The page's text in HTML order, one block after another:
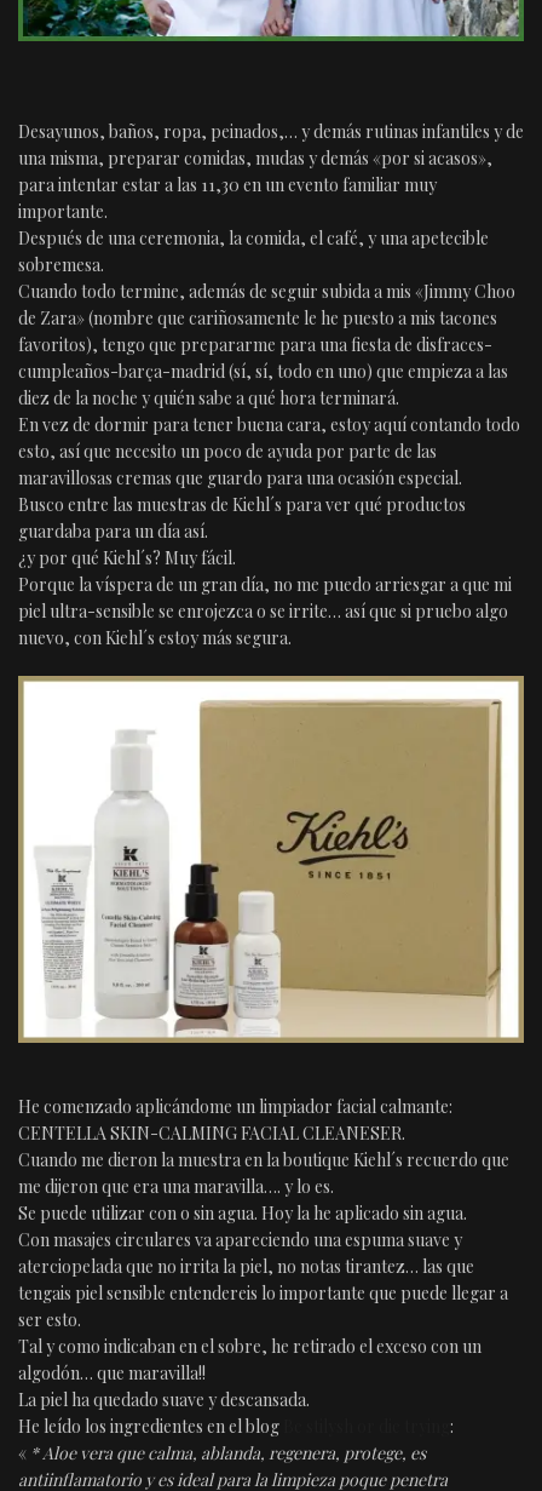
Desayunos, baños, ropa, peinados,… y demás rutinas infantiles y de
una misma, preparar comidas, mudas y demás «por si acasos»,
para intentar estar a las 11,30 en un evento familiar muy
importante.
Después de una ceremonia, la comida, el café, y una apetecible
sobremesa.
Cuando todo termine, además de seguir subida a mis «Jimmy Choo
de Zara» (nombre que cariñosamente le he puesto a mis tacones
favoritos), tengo que prepararme para una fiesta de disfraces-
cumpleaños-barça-madrid (sí, sí, todo en uno) que empieza a las
diez de la noche y quién sabe a qué hora terminará.
En vez de dormir para tener buena cara, estoy aquí contando todo
esto, así que necesito un poco de ayuda por parte de las
maravillosas cremas que guardo para una ocasión especial.
Busco entre las muestras de Kiehl´s para ver qué productos
guardaba para un día así.
¿y por qué Kiehl´s? Muy fácil.
Porque la víspera de un gran día, no me puedo arriesgar a que mi
piel ultra-sensible se enrojezca o se irrite… así que si pruebo algo
nuevo, con Kiehl´s estoy más segura.
He comenzado aplicándome un limpiador facial calmante:
CENTELLA SKIN-CALMING FACIAL CLEANESER.
Cuando me dieron la muestra en la boutique Kiehl´s recuerdo que
me dijeron que era una maravilla…. y lo es.
Se puede utilizar con o sin agua. Hoy la he aplicado sin agua.
Con masajes circulares va apareciendo una espuma suave y
aterciopelada que no irrita la piel, no notas tirantez… las que
tengais piel sensible entendereis lo importante que puede llegar a
ser esto.
Tal y como indicaban en el sobre, he retirado el exceso con un
algodón… que maravilla!!
La piel ha quedado suave y descansada.
He leído los ingredientes en el blog
:
« * Aloe vera que calma, ablanda, regenera, protege, es
antiinflamatorio y es ideal para la limpieza poque penetra